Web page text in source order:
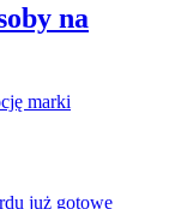
na
już gotowe